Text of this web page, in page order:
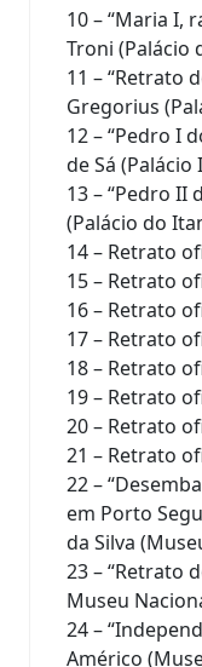
10 – “Maria I,
Troni (Palácio
11 – “Retrato
Gregorius
12 – “Pedro I
de Sá
13 – “Pedro II
(Palácio do
14 – Retrato
15 – Retrato
16 – Retrato
17 – Retrato
18 – Retrato
19 – Retrato
20 – Retrato
21 – Retrato
22 –
em Porto
da Silva
23 – “Retrato
Museu
24 –
Américo